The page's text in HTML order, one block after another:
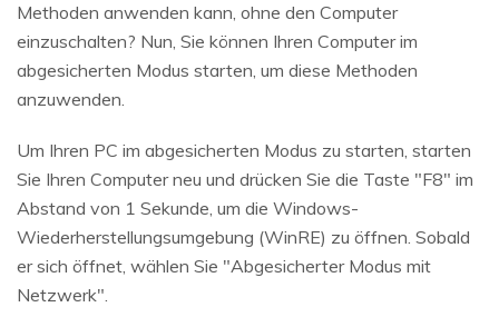
Methoden anwenden kann, ohne den Computer
einzuschalten? Nun, Sie können Ihren Computer im
abgesicherten Modus starten, um diese Methoden
anzuwenden.
Um Ihren PC im abgesicherten Modus zu starten, starten
Sie Ihren Computer neu und drücken Sie die Taste "F8" im
Abstand von 1 Sekunde, um die Windows-
Wiederherstellungsumgebung (WinRE) zu öffnen. Sobald
er sich öffnet, wählen Sie "Abgesicherter Modus mit
Netzwerk".